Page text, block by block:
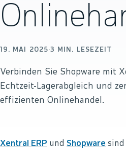
19. MAI 2025·3 MIN. LESEZEIT
Verbinden Sie Shopware mit
Echtzeit-Lagerabgleich und
effizienten Onlinehandel.
Xentral ERP und Shopware sind